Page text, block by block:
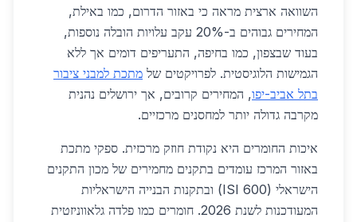
השוואה ארצית מראה כי באזור הדרום, כמו באילת,
המחירים גבוהים ב-20% עקב עלויות הובלה נוספות,
בעוד שבצפון, כמו בחיפה, התעריפים דומים אך ללא
הגמישות הלוגיסטית. לפרויקטים של מתכת למבני ציבור
בתל אביב-יפו, המחירים קרובים, אך ירושלים נהנית
מקרבה גדולה יותר למחסנים מרכזיים.
איכות החומרים היא נקודת חוזק מרכזית. ספקי מתכת
באזור המרכז עומדים בתקנים מחמירים של מכון התקנים
הישראלי (ISI 600) ובתקנות הבנייה הישראליות
המעודכנות לשנת 2026. חומרים כמו פלדה גלאווניזטית